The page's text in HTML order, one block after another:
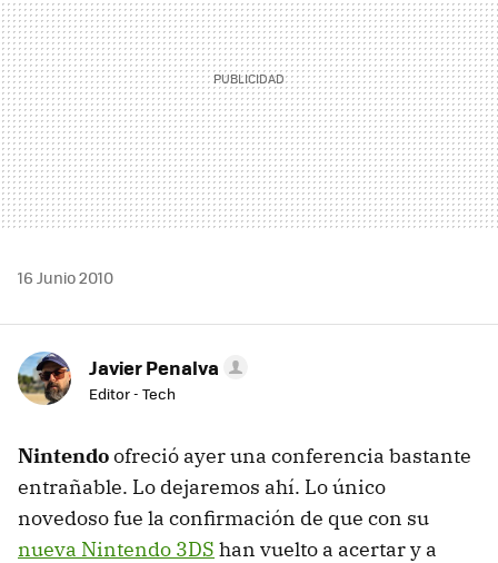
16 Junio 2010
Javier Penalva
Editor - Tech
Nintendoofreció ayer una conferencia bastante
entrañable. Lo dejaremos ahí. Lo único
novedoso fue la confirmación de que con su
nueva Nintendo 3DS han vuelto a acertar y a